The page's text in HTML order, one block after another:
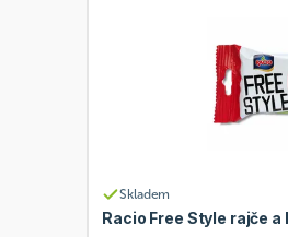
Skladem
Racio Free Style rajče a